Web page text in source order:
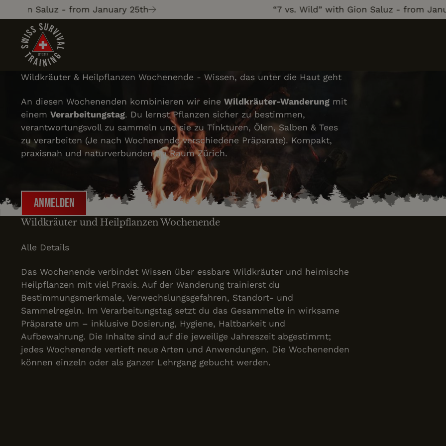
Saluz - from January 25th “7 vs. Wild” with Gion Saluz - from January
Wildkräuter & Heilpflanzen Wochenende - Wissen, das unter die Haut geht
An diesen Wochenenden kombinieren wir eineWildkräuter-Wanderung mit
einemVerarbeitungstag. Du lernst Pflanzen sicher zu bestimmen,
verantwortungsvoll zu sammeln und sie zu Tinkturen, Ölen, Salben & Tees
zu verarbeiten (Je nach Wochenende verschiedene Präparate). Kompakt,
praxisnah und naturverbunden im Raum Zürich.
Anmelden
Wildkräuter und Heilpflanzen Wochenende
Alle Details
Das Wochenende verbindet Wissen über essbare Wildkräuter und heimische
Heilpflanzen mit viel Praxis. Auf der Wanderung trainierst du
Bestimmungsmerkmale, Verwechslungsgefahren, Standort- und
Sammelregeln. Im Verarbeitungstag setzt du das Gesammelte in wirksame
Präparate um – inklusive Dosierung, Hygiene, Haltbarkeit und
Aufbewahrung. Die Inhalte sind auf die jeweilige Jahreszeit abgestimmt;
jedes Wochenende vertieft neue Arten und Anwendungen. Die Wochenenden
können einzeln oder als ganzer Lehrgang gebucht werden.